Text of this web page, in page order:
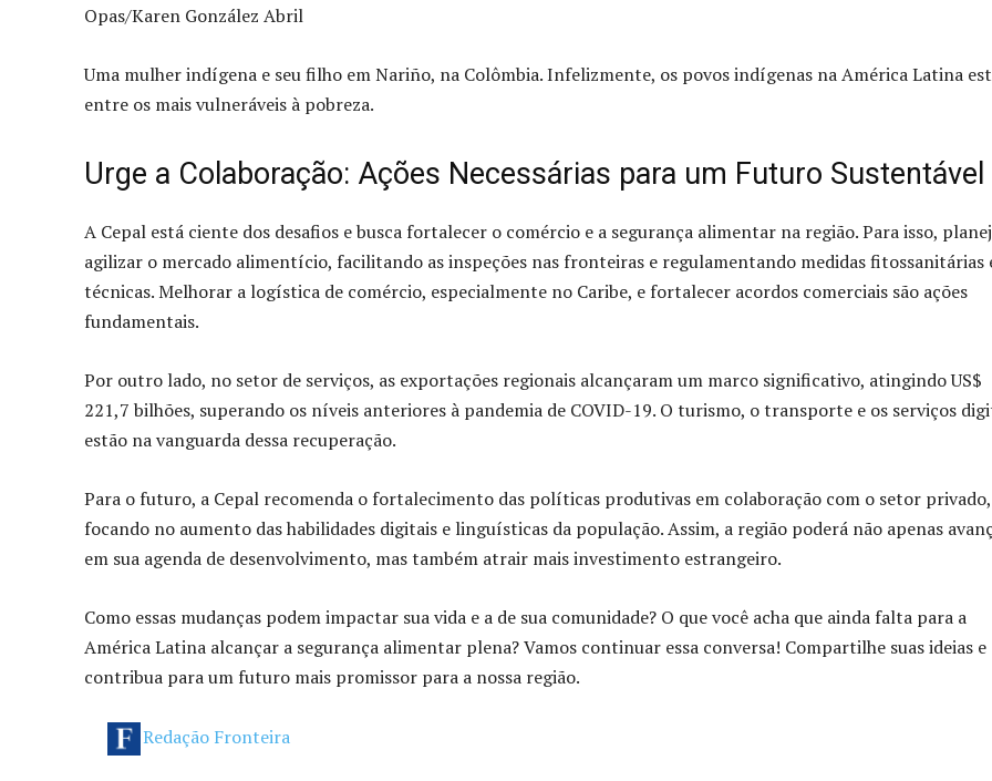
Opas/Karen González Abril
Uma mulher indígena e seu filho em Nariño, na Colômbia. Infelizmente, os povos indígenas na América Latina
entre os mais vulneráveis à pobreza.
Urge a Colaboração: Ações Necessárias para um Futuro Sustentável
A Cepal está ciente dos desafios e busca fortalecer o comércio e a segurança alimentar na região. Para isso,
agilizar o mercado alimentício, facilitando as inspeções nas fronteiras e regulamentando medidas fitossanitárias
técnicas. Melhorar a logística de comércio, especialmente no Caribe, e fortalecer acordos comerciais são ações
fundamentais.
Por outro lado, no setor de serviços, as exportações regionais alcançaram um marco significativo, atingindo US$
221,7 bilhões, superando os níveis anteriores à pandemia de COVID-19. O turismo, o transporte e os serviços
estão na vanguarda dessa recuperação.
Para o futuro, a Cepal recomenda o fortalecimento das políticas produtivas em colaboração com o setor privado,
focando no aumento das habilidades digitais e linguísticas da população. Assim, a região poderá não apenas
em sua agenda de desenvolvimento, mas também atrair mais investimento estrangeiro.
Como essas mudanças podem impactar sua vida e a de sua comunidade? O que você acha que ainda falta para a
América Latina alcançar a segurança alimentar plena? Vamos continuar essa conversa! Compartilhe suas ideias e
contribua para um futuro mais promissor para a nossa região.
Redação Fronteira